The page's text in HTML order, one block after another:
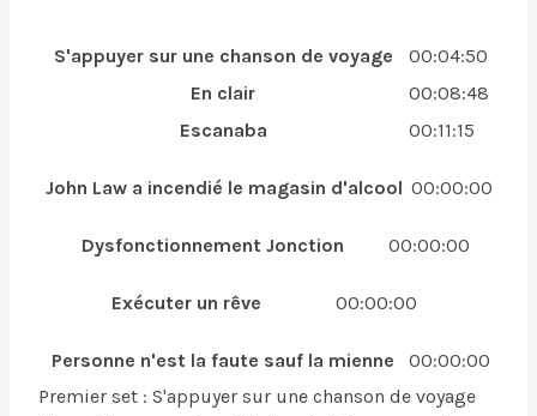
S'appuyer sur une chanson de voyage
00:04:50
En clair
00:08:48
Escanaba
00:11:15
John Law a incendié le magasin d'alcool 00:00:00
Dysfonctionnement Jonction 00:00:00
Exécuter un rêve 00:00:00
Personne n'est la faute sauf la mienne
00:00:00
Premier set : S'appuyer sur une chanson de voyage